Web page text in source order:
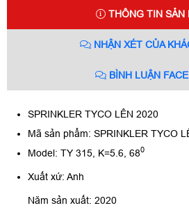
THÔNG TIN SẢN
NHẬN XÉT CỦA
BÌNH LUẬN
SPRINKLER TYCO LÊN 2020
Mã sản phẩm: SPRINKLER TYCO
Model: TY 315, K=5.6, 680
Xuất xứ: Anh
Năm sản xuất: 2020